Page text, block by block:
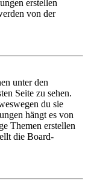
erstellen
von der
unter den
Seite zu sehen.
du sie
hängt es von
Themen erstellen
die Board-